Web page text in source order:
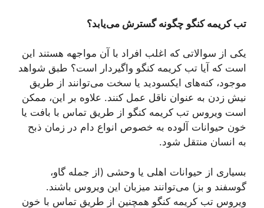
تب کریمه کنگو چگونه گسترش می‌یابد؟
یکی از سوالاتی که اغلب افراد با آن مواجھه هستند این
است که آیا تب کریمه کنگو واگیردار است؟ طبق شواهد
موجود، کنه‌های ایکسودید یا سخت می‌توانند از طریق
نیش زدن به عنوان ناقل عمل کنند. علاوه بر این، ممکن
است ویروس تب کریمه کنگو از طریق تماس با بافت یا
خون حیوانات آلوده به خصوص انواع دام در زمان ذبح
به انسان منتقل شود.
بسیاری از حیوانات اهلی یا وحشی (از جمله گاو،
گوسفند و بز) می‌توانند میزبان این ویروس باشند.
ویروس تب کریمه کنگو همچنین از طریق تماس با خون